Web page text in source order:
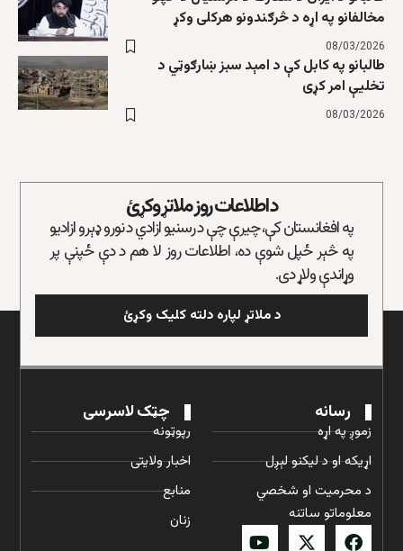
مخالفانو په اړه د څرګندونو هرکلی وکړ
08/03/2026
طالبانو په کابل کې د امېد سبز ښارګوټي د
تخلیې امر کړی
08/03/2026
د اطلاعات روز ملاتړ وکړئ
په افغانستان کې، چیرې چې د رسنیو ازادي د نورو ډېرو ازادیو
په څېر ځپل شوې ده، اطلاعات روز لا هم د دې ځپنې پر
وړاندې ولاړ دی.
د ملاتړ لپاره دلته کلیک وکړئ
رسانه
زموږ په اړه
اړیکه او د لیکنو لېږل
د محرمیت او شخصي
معلوماتو ساتنه
چټک لاسرسی
رپوټونه
اخبار ولایتی
منابع
زنان